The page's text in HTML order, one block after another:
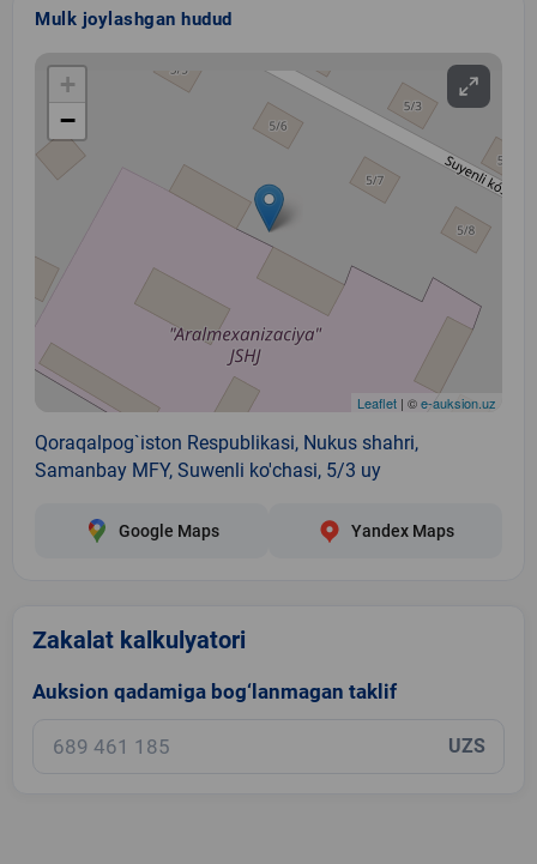
Mulk joylashgan hudud
+
−
Leaflet | ©e-auksion.uz
Qoraqalpog`iston Respublikasi, Nukus shahri,
Samanbay MFY, Suwenli ko'chasi, 5/3 uy
Google Maps Yandex Maps
Zakalat kalkulyatori
Auksion qadamiga bog‘lanmagan taklif
UZS